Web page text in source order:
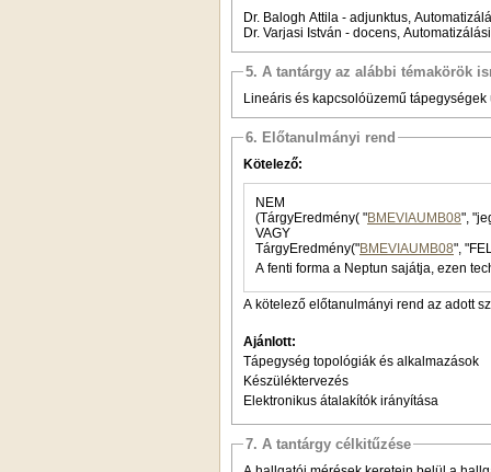
Dr. Balogh Attila - adjunktus,
Dr. Varjasi István - docens,
5. A tantárgy az alábbi témakörök
Lineáris és kapcsolóüzemű
6. Előtanulmányi rend
Kötelező:
NEM
(TárgyEredmény( "BMEVIAUMB08
VAGY
TárgyEredmény("BMEVIAUMB08",
A fenti forma a Neptun sajátja, ezen
A kötelező előtanulmányi rend az adott
Ajánlott:
Tápegység topológiák és alkalmazások
Készüléktervezés
Elektronikus átalakítók irányítása
7. A tantárgy célkitűzése